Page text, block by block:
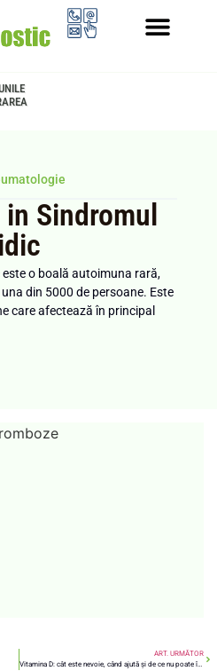
Sindromul
o boală autoimuna rară,
din 5000 de persoane. Este
care afectează în principal
ART. URMĂTOR
Vitamina D: cât este nevoie, când ajută și de ce nu poate înlocui o viață trăită în lumină